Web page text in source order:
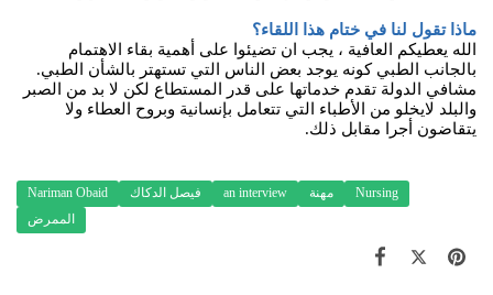
ماذا تقول لنا في ختام هذا اللقاء؟
الله يعطيكم العافية ، يجب ان تضيئوا على أهمية بقاء الاهتمام
بالجانب الطبي كونه يوجد بعض الناس التي تستهتر بالشأن الطبي.
مشافي الدولة تقدم خدماتها على قدر المستطاع لكن لا بد من الصبر
والبلد لايخلو من الأطباء التي تتعامل بإنسانية وبروح العطاء ولا
يتقاضون أجرا مقابل ذلك.
Nariman Obaid فيصل الدكاك an interview مهنة
Nursing
الممرض